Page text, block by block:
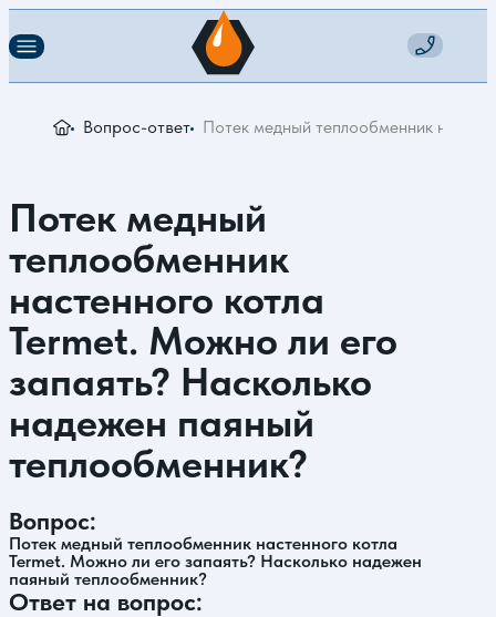
Вопрос-ответ Потек медный теплообменник
Потек медный
теплообменник
настенного котла
Termet. Можно ли его
запаять? Насколько
надежен паяный
теплообменник?
Вопрос:
Потек медный теплообменник настенного котла
Termet. Можно ли его запаять? Насколько надежен
паяный теплообменник?
Ответ на вопрос: